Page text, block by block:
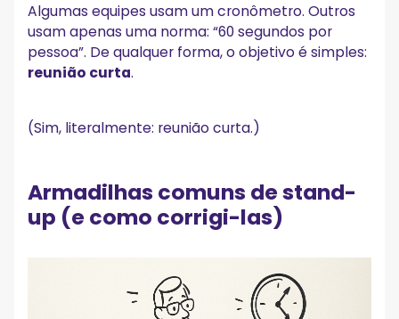
Algumas equipes usam um cronômetro. Outros
usam apenas uma norma: “60 segundos por
pessoa”. De qualquer forma, o objetivo é simples:
reunião curta.
(Sim, literalmente: reunião curta.)
Armadilhas comuns de stand-
up (e como corrigi-las)